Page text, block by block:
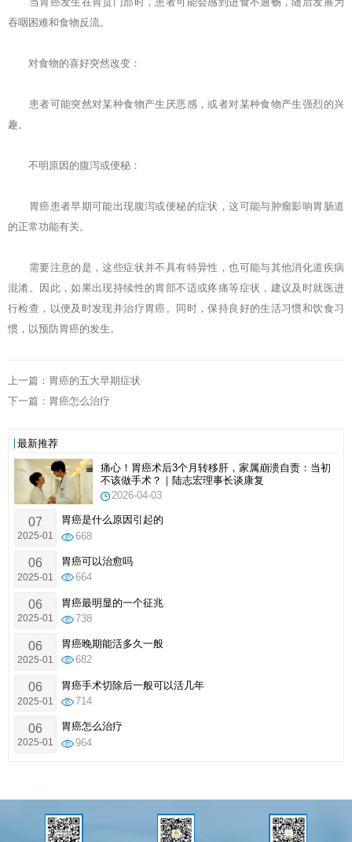
吞咽困难和食物反流。
对食物的喜好突然改变：
患者可能突然对某种食物产生厌恶感，或者对某种食物产生强烈的兴
趣。
不明原因的腹泻或便秘：
胃癌患者早期可能出现腹泻或便秘的症状，这可能与肿瘤影响胃肠道
的正常功能有关。
需要注意的是，这些症状并不具有特异性，也可能与其他消化道疾病
混淆。因此，如果出现持续性的胃部不适或疼痛等症状，建议及时就医进
行检查，以便及时发现并治疗胃癌。同时，保持良好的生活习惯和饮食习
惯，以预防胃癌的发生。
上一篇：胃癌的五大早期症状
下一篇：胃癌怎么治疗
最新推荐
痛心！胃癌术后3个月转移肝，家属崩溃自责：当初
不该做手术？｜陆志宏理事长谈康复
2026-04-03
07
2025-01
胃癌是什么原因引起的
668
06
2025-01
胃癌可以治愈吗
664
06
2025-01
胃癌最明显的一个征兆
738
06
2025-01
胃癌晚期能活多久一般
682
06
2025-01
胃癌手术切除后一般可以活几年
714
06
2025-01
胃癌怎么治疗
964